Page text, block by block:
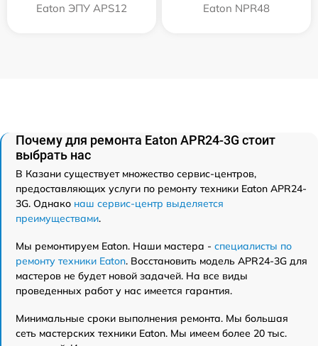
Eaton ЭПУ APS12 Eaton NPR48
Почему для ремонта Eaton APR24-3G стоит
выбрать нас
В Казани существует множество сервис-центров,
предоставляющих услуги по ремонту техники Eaton APR24-
3G. Однако наш сервис-центр выделяется
преимуществами.
Мы ремонтируем Eaton. Наши мастера - специалисты по
ремонту техники Eaton. Восстановить модель APR24-3G для
мастеров не будет новой задачей. На все виды
проведенных работ у нас имеется гарантия.
Минимальные сроки выполнения ремонта. Мы большая
сеть мастерских техники Eaton. Мы имеем более 20 тыс.